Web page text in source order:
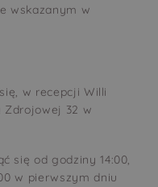
wskazanym w
w recepcji Willi
Zdrojowej 32 w
się od godziny 14:00,
w pierwszym dniu